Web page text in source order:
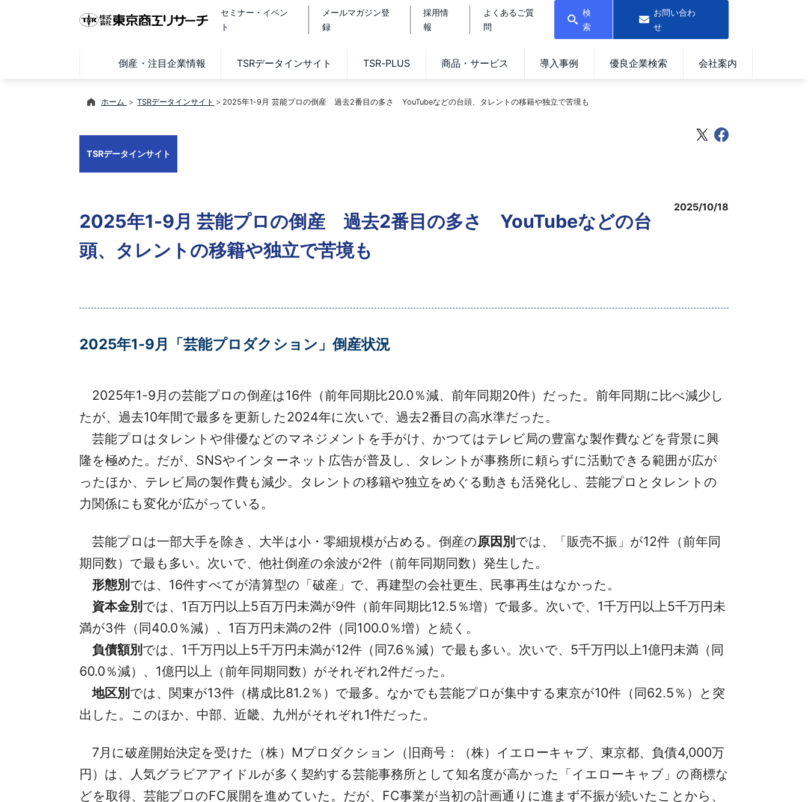
セミナー・イベン
ト
メールマガジン登
録
採用情
報
よくあるご質
問
検
索
お問い合わ
せ
倒産・注目企業情報 TSRデータインサイト TSR-PLUS 商品・サービス 導入事例 優良企業検索 会社案内
ホーム TSRデータインサイト 2025年1-9月 芸能プロの倒産 過去2番目の多さ YouTubeなどの台頭、タレントの移籍や独立で苦境も
TSRデータインサイト
2025年1-9月 芸能プロの倒産 過去2番目の多さ YouTubeなどの台
頭、タレントの移籍や独立で苦境も
2025/10/18
2025年1-9月「芸能プロダクション」倒産状況
2025年1-9月の芸能プロの倒産は16件（前年同期比20.0％減、前年同期20件）だった。前年同期に比べ減少し
たが、過去10年間で最多を更新した2024年に次いで、過去2番目の高水準だった。
芸能プロはタレントや俳優などのマネジメントを手がけ、かつてはテレビ局の豊富な製作費などを背景に興
隆を極めた。だが、SNSやインターネット広告が普及し、タレントが事務所に頼らずに活動できる範囲が広が
ったほか、テレビ局の製作費も減少。タレントの移籍や独立をめぐる動きも活発化し、芸能プロとタレントの
力関係にも変化が広がっている。
芸能プロは一部大手を除き、大半は小・零細規模が占める。倒産の原因別では、「販売不振」が12件（前年同
期同数）で最も多い。次いで、他社倒産の余波が2件（前年同期同数）発生した。
形態別では、16件すべてが清算型の「破産」で、再建型の会社更生、民事再生はなかった。
資本金別では、1百万円以上5百万円未満が9件（前年同期比12.5％増）で最多。次いで、1千万円以上5千万円未
満が3件（同40.0％減）、1百万円未満の2件（同100.0％増）と続く。
負債額別では、1千万円以上5千万円未満が12件（同7.6％減）で最も多い。次いで、5千万円以上1億円未満（同
60.0％減）、1億円以上（前年同期同数）がそれぞれ2件だった。
地区別では、関東が13件（構成比81.2％）で最多。なかでも芸能プロが集中する東京が10件（同62.5％）と突
出した。このほか、中部、近畿、九州がそれぞれ1件だった。
7月に破産開始決定を受けた（株）Mプロダクション（旧商号：（株）イエローキャブ、東京都、負債4,000万
円）は、人気グラビアアイドルが多く契約する芸能事務所として知名度が高かった「イエローキャブ」の商標な
どを取得、芸能プロのFC展開を進めていた。だが、FC事業が当初の計画通りに進まず不振が続いたことから、